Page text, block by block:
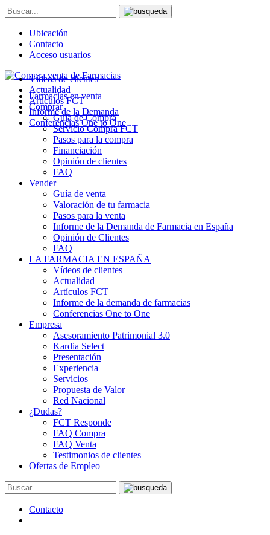
Ubicación
Contacto
Acceso usuarios
Farmacias en venta
Comprar
Guía de Compra
Servicio Compra FCT
Pasos para la compra
Financiación
Opinión de clientes
FAQ
Vender
Guía de venta
Valoración de tu farmacia
Pasos para la venta
Informe de la Demanda de Farmacia en España
Opinión de Clientes
FAQ
LA FARMACIA EN ESPAÑA
Vídeos de clientes
Actualidad
Artículos FCT
Informe de la demanda de farmacias
Conferencias One to One
Empresa
Asesoramiento Patrimonial 3.0
Kardia Select
Presentación
Experiencia
Servicios
Propuesta de Valor
Red Nacional
¿Dudas?
FCT Responde
FAQ Compra
FAQ Venta
Testimonios de clientes
Ofertas de Empleo
Contacto
Vídeos de clientes
Actualidad
Artículos FCT
Informe de la Demanda
Conferencias One to One